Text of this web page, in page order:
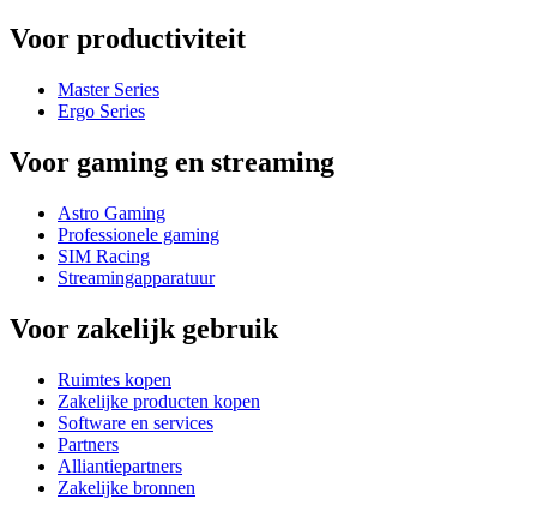
Voor productiviteit
Master Series
Ergo Series
Voor gaming en streaming
Astro Gaming
Professionele gaming
SIM Racing
Streamingapparatuur
Voor zakelijk gebruik
Ruimtes kopen
Zakelijke producten kopen
Software en services
Partners
Alliantiepartners
Zakelijke bronnen